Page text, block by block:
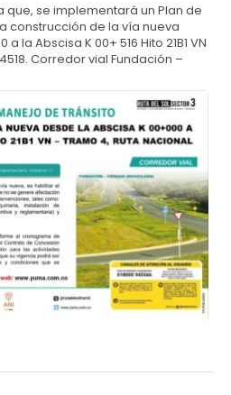
que, se implementará un Plan de
construcción de la vía nueva
la Abscisa K 00+ 516 Hito 21B1 VN
Corredor vial Fundación –